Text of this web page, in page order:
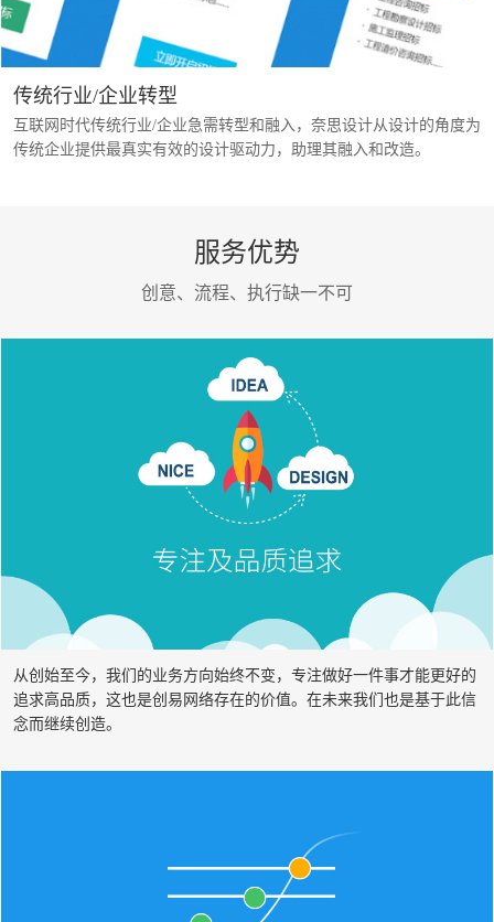
传统行业/企业转型
互联网时代传统行业/企业急需转型和融入，奈思设计从设计的角度为
传统企业提供最真实有效的设计驱动力，助理其融入和改造。
服务优势
创意、流程、执行缺一不可
从创始至今，我们的业务方向始终不变，专注做好一件事才能更好的
追求高品质，这也是创易网络存在的价值。在未来我们也是基于此信
念而继续创造。